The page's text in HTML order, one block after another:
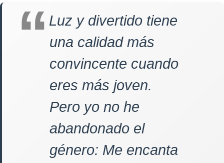
Luz y divertido tiene
una calidad más
convincente cuando
eres más joven.
Pero yo no he
abandonado el
género: Me encanta